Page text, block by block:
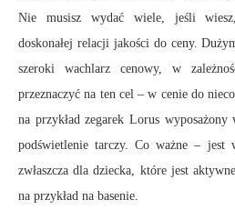
Nie musisz wydać wiele, jeśli
doskonałej relacji jakości do ceny.
szeroki wachlarz cenowy, w
przeznaczyć na ten cel – w cenie do
na przykład zegarek Lorus
podświetlenie tarczy. Co ważne – jest
zwłaszcza dla dziecka, które jest
na przykład na basenie.